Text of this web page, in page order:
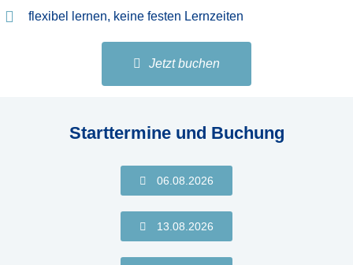
flexibel lernen, keine festen Lernzeiten
Jetzt buchen
Starttermine und Buchung
06.08.2026
13.08.2026